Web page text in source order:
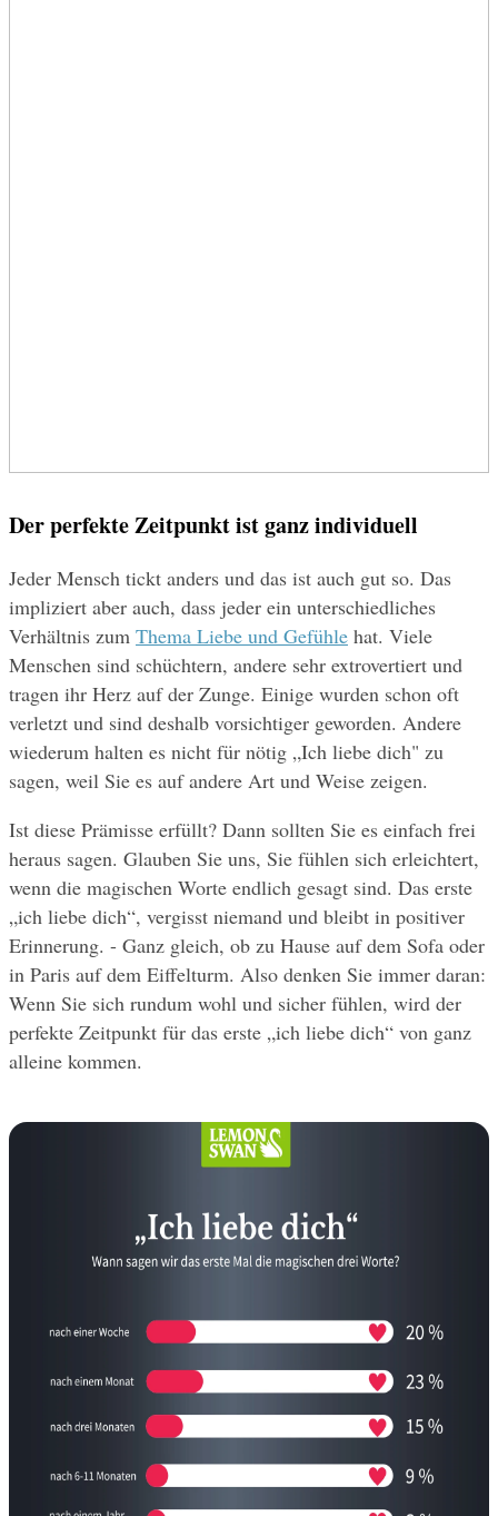
Der perfekte Zeitpunkt ist ganz individuell
Jeder Mensch tickt anders und das ist auch gut so. Das
impliziert aber auch, dass jeder ein unterschiedliches
Verhältnis zum Thema Liebe und Gefühle hat. Viele
Menschen sind schüchtern, andere sehr extrovertiert und
tragen ihr Herz auf der Zunge. Einige wurden schon oft
verletzt und sind deshalb vorsichtiger geworden. Andere
wiederum halten es nicht für nötig „Ich liebe dich" zu
sagen, weil Sie es auf andere Art und Weise zeigen.
Ist diese Prämisse erfüllt? Dann sollten Sie es einfach frei
heraus sagen. Glauben Sie uns, Sie fühlen sich erleichtert,
wenn die magischen Worte endlich gesagt sind. Das erste
„ich liebe dich“, vergisst niemand und bleibt in positiver
Erinnerung. - Ganz gleich, ob zu Hause auf dem Sofa oder
in Paris auf dem Eiffelturm. Also denken Sie immer daran:
Wenn Sie sich rundum wohl und sicher fühlen, wird der
perfekte Zeitpunkt für das erste „ich liebe dich“ von ganz
alleine kommen.